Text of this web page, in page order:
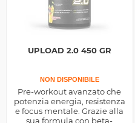
UPLOAD 2.0 450 GR
NON DISPONIBILE
Pre-workout avanzato che
potenzia energia, resistenza
e focus mentale. Grazie alla
sua formula con beta-